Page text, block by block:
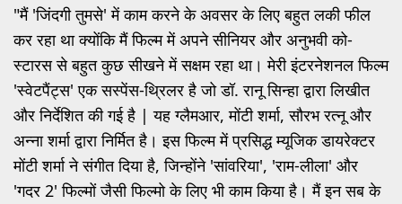
"मैं 'जिंदगी तुमसे' में काम करने के अवसर के लिए बहुत लकी फील
कर रहा था क्योंकि मैं फिल्म में अपने सीनियर और अनुभवी को-
स्टारस से बहुत कुछ सीखने में सक्षम रहा था। मेरी इंटरनेशनल फिल्म
'स्वेटपैंट्स' एक सस्पेंस-थ्रिलर है जो डॉ. रानू सिन्हा द्वारा लिखीत
और निर्देशित की गई है | यह ग्लैमआर, मोंटी शर्मा, सौरभ रत्नू और
अन्ना शर्मा द्वारा निर्मित है। इस फिल्म में प्रसिद्ध म्यूजिक डायरेक्टर
मोंटी शर्मा ने संगीत दिया है, जिन्होंने 'सांवरिया', 'राम-लीला' और
'गदर 2' फिल्मों जैसी फिल्मो के लिए भी काम किया है। मैं इन सब के